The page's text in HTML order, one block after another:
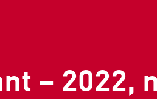
– 2022,